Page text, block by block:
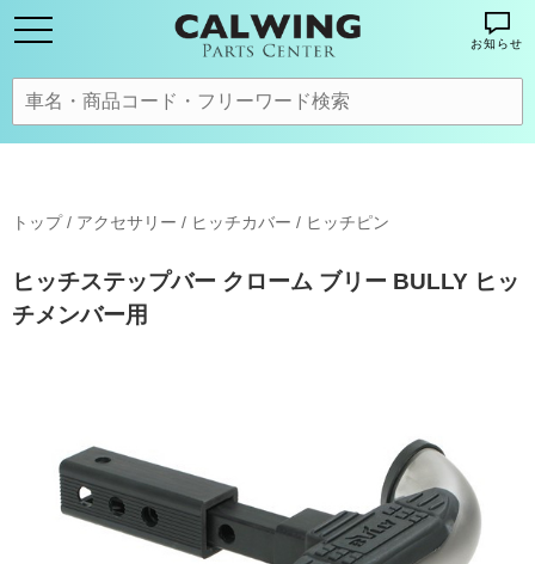
お知らせ
トップ/ アクセサリー / ヒッチカバー / ヒッチピン
ヒッチステップバー クローム ブリー BULLY ヒッ
チメンバー用